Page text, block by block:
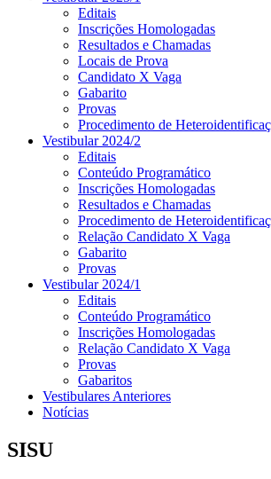
Editais
Inscrições Homologadas
Resultados e Chamadas
Locais de Prova
Candidato X Vaga
Gabarito
Provas
Procedimento de
Vestibular 2024/2
Editais
Conteúdo Programático
Inscrições Homologadas
Resultados e Chamadas
Procedimento de
Relação Candidato X Vaga
Gabarito
Provas
Vestibular 2024/1
Editais
Conteúdo Programático
Inscrições Homologadas
Relação Candidato X Vaga
Provas
Gabaritos
Vestibulares Anteriores
Notícias
SISU